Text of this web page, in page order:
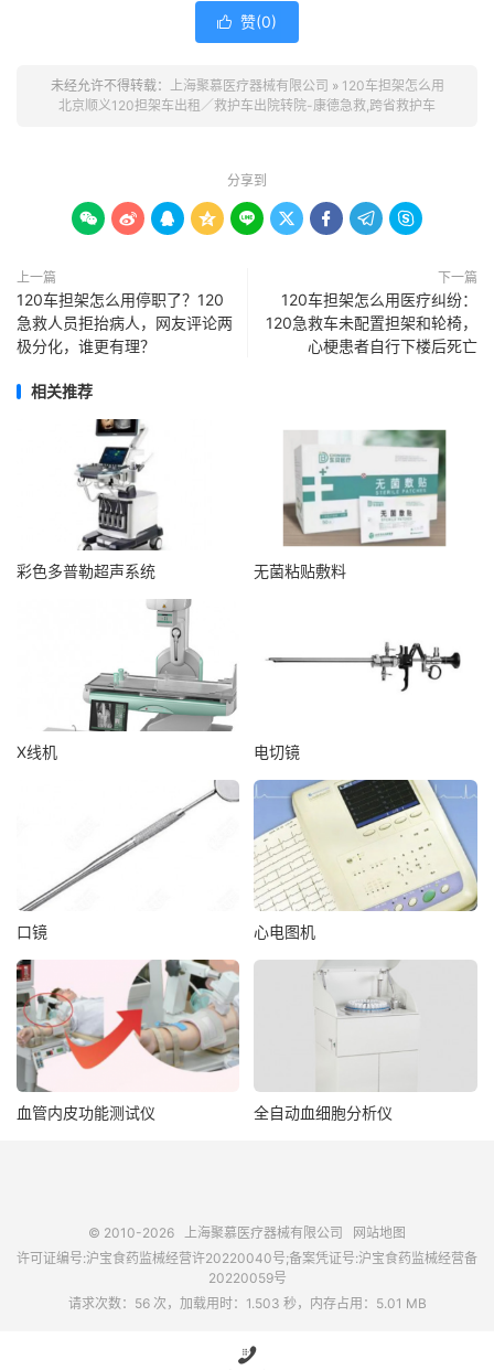
 赞(0)
未经允许不得转载： 上海聚慕医疗器械有限公司 » 120车担架怎么用
北京顺义120担架车出租／救护车出院转院-康德急救,跨省救护车
分享到
        
上一篇
120车担架怎么用停职了？120
急救人员拒抬病人，网友评论两
极分化，谁更有理？
下一篇
120车担架怎么用医疗纠纷：
120急救车未配置担架和轮椅，
心梗患者自行下楼后死亡
相关推荐
彩色多普勒超声系统 无菌粘贴敷料
X线机 电切镜
口镜 心电图机
血管内皮功能测试仪 全自动血细胞分析仪
© 2010-2026 上海聚慕医疗器械有限公司
网站地图
许可证编号:沪宝食药监械经营许20220040号;备案凭证号:沪宝食药监械经营备
20220059号
请求次数：56 次，加载用时：1.503 秒，内存占用：5.01 MB
